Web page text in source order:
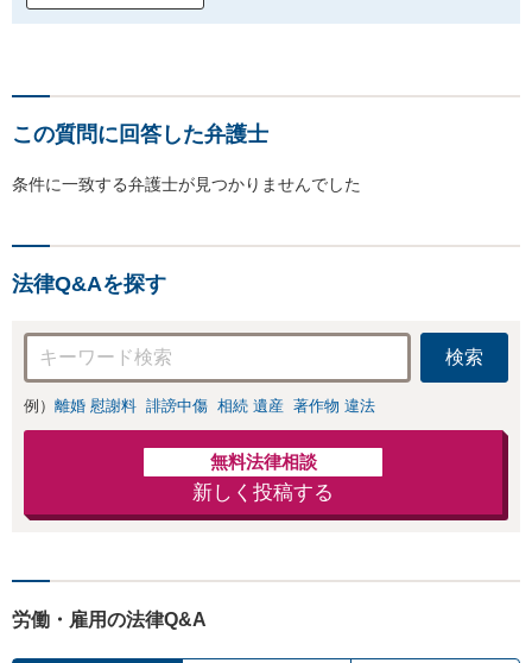
この質問に回答した弁護士
条件に一致する弁護士が見つかりませんでした
法律Q&Aを探す
検索
例） 離婚 慰謝料 誹謗中傷 相続 遺産 著作物 違法
無料法律相談
新しく投稿する
労働・雇用の法律Q&A